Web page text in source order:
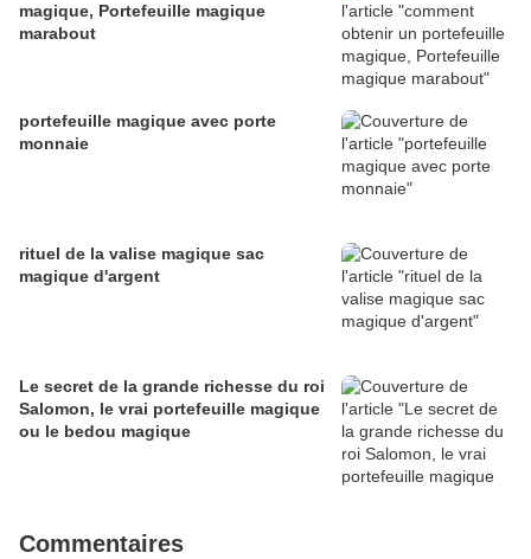
magique, Portefeuille magique
marabout
portefeuille magique avec porte
monnaie
rituel de la valise magique sac
magique d'argent
Le secret de la grande richesse du roi
Salomon, le vrai portefeuille magique
ou le bedou magique
Commentaires